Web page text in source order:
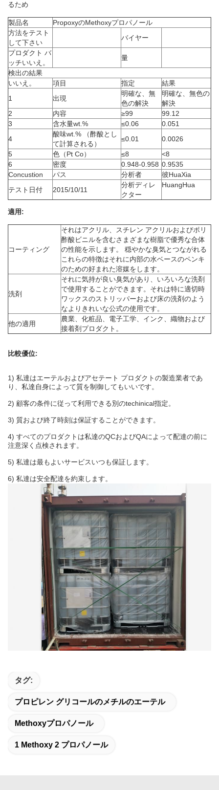
るため
製品名
PropoxyのMethoxyプロパノール
方法をテスト
して下さい
バイヤー
プロダクト バ
ッチいいえ。
量
検出の結果
いいえ。
項目 指定
結果
1
出現
明確な、無
色の解決
明確な、無色の
解決
2
内容 ≥99
99.12
3
含水量wt.% ≤0.06
0.051
4
酸味wt.% （酢酸とし
て計算される）
≤0.01
0.0026
5
色（Pt Co） ≤8
<8
6
密度 0.948-0.958 0.9535
Concustion
パス 分析者
彼HuaXia
テスト日付
2015/10/11
分析ディレ
クター
HuangHua
適用:
コーティング
それはアクリル、スチレン アクリルおよびポリ
酢酸ビニルを含むさまざまな樹脂で優秀な合体
の性能を示します。 穏やかな臭気とつながれる
これらの特徴はそれに内部の水ベースのペンキ
のための好まれた溶媒をします。
洗剤
それに気持が良い臭気があり、いろいろな洗剤
で使用することができます。それは特に適切時
ワックスのストリッパーおよび床の洗剤のよう
なよりきれいな公式の使用です。
他の適用
農業、化粧品、電子工学、インク、織物および
接着剤プロダクト。
比較優位:
1) 私達はエーテルおよびアセテート プロダクトの製造業者であ
り、私達自身によって質を制御してもいいです。
2) 顧客の条件に従って利用できる別のtechinical指定。
3) 質および終了時刻は保証することができます。
4) すべてのプロダクトは私達のQCおよびQAによって配達の前に
注意深く点検されます。
5) 私達は最もよいサービスいつも保証します。
6) 私達は安全配達を約束します。
タグ:
プロピレン グリコールのメチルのエーテル
Methoxyプロパノール
1 Methoxy 2 プロパノール